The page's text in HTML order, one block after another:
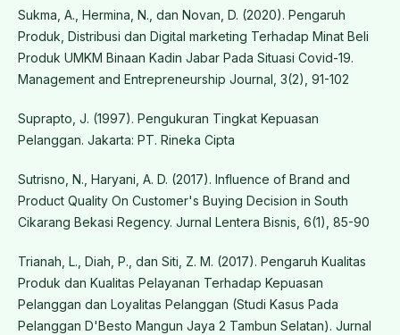
Sukma, A., Hermina, N., dan Novan, D. (2020). Pengaruh
Produk, Distribusi dan Digital marketing Terhadap Minat Beli
Produk UMKM Binaan Kadin Jabar Pada Situasi Covid-19.
Management and Entrepreneurship Journal, 3(2), 91-102
Suprapto, J. (1997). Pengukuran Tingkat Kepuasan
Pelanggan. Jakarta: PT. Rineka Cipta
Sutrisno, N., Haryani, A. D. (2017). Influence of Brand and
Product Quality On Customer's Buying Decision in South
Cikarang Bekasi Regency. Jurnal Lentera Bisnis, 6(1), 85-90
Trianah, L., Diah, P., dan Siti, Z. M. (2017). Pengaruh Kualitas
Produk dan Kualitas Pelayanan Terhadap Kepuasan
Pelanggan dan Loyalitas Pelanggan (Studi Kasus Pada
Pelanggan D'Besto Mangun Jaya 2 Tambun Selatan). Jurnal